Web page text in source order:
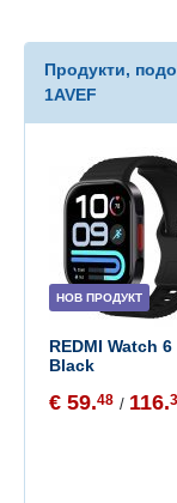
Продукти,
1AVEF
НОВ ПРОДУКТ
REDMI Watch
Black
€ 59.48 / 116.